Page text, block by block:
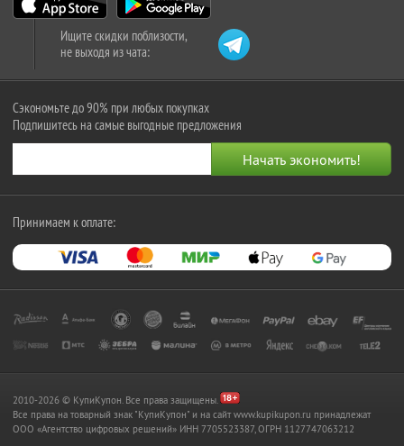
Ищите скидки поблизости,
не выходя из чата:
Сэкономьте до 90% при любых покупках
Подпишитесь на самые выгодные предложения
Принимаем к оплате:
2010-2026 © КупиКупон. Все права защищены.
Все права на товарный знак "КупиКупон" и на сайт www.kupikupon.ru принадлежат
OOO «Агентство цифровых решений» ИНН 7705523387, ОГРН 1127747063212